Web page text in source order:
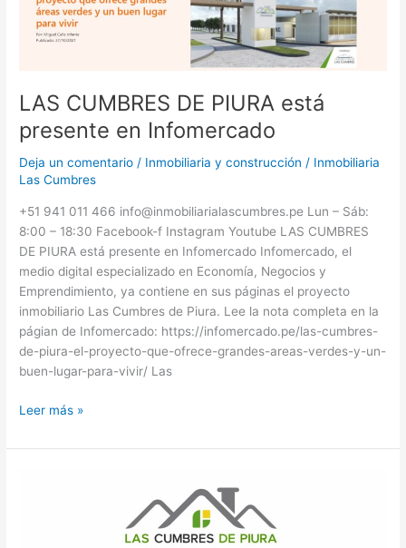
LAS CUMBRES DE PIURA está
presente en Infomercado
Deja un comentario / Inmobiliaria y construcción / Inmobiliaria
Las Cumbres
+51 941 011 466 info@inmobiliarialascumbres.pe Lun – Sáb:
8:00 – 18:30 Facebook-f Instagram Youtube LAS CUMBRES
DE PIURA está presente en Infomercado Infomercado, el
medio digital especializado en Economía, Negocios y
Emprendimiento, ya contiene en sus páginas el proyecto
inmobiliario Las Cumbres de Piura. Lee la nota completa en la
págian de Infomercado: https://infomercado.pe/las-cumbres-
de-piura-el-proyecto-que-ofrece-grandes-areas-verdes-y-un-
buen-lugar-para-vivir/ Las
Infomercado
Leer más »